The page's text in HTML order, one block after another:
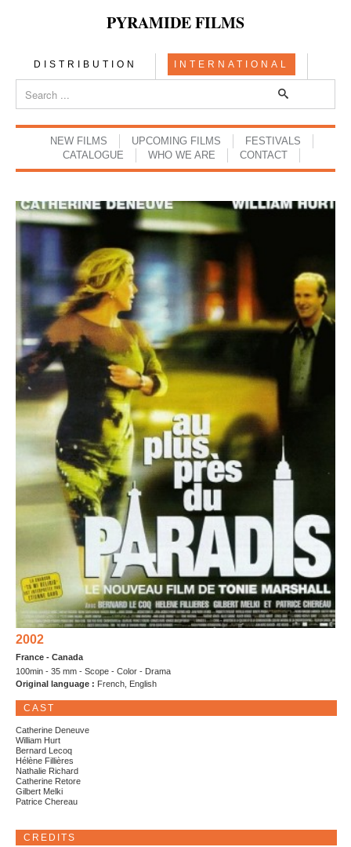
PYRAMIDE FILMS
DISTRIBUTION INTERNATIONAL
NEW FILMS UPCOMING FILMS
FESTIVALS
CATALOGUE
WHO WE ARE CONTACT
2002
France - Canada
100min - 35 mm - Scope - Color - Drama
Original language : French, English
CAST
Catherine Deneuve
William Hurt
Bernard Lecoq
Hélène Fillières
Nathalie Richard
Catherine Retore
Gilbert Melki
Patrice Chereau
CREDITS